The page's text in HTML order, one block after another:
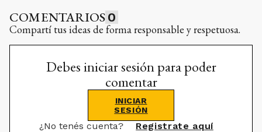
COMENTARIOS 0
Compartí tus ideas de forma responsable y respetuosa.
Debes iniciar sesión para poder
comentar
INICIAR
SESIÓN
¿No tenés cuenta? Registrate aquí